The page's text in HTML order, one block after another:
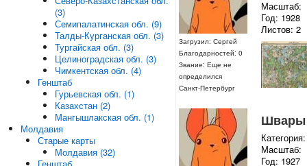
Загрузил: Сергей
Благодарностей: 0
Звание: Еще не
определился
Санкт-Петербург
Масштаб:
Год: 1928
Листов: 2
Швары
Масштаб:
Год: 1927
(3)
Семипалатинская обл. (9)
Талды-Курганская обл. (3)
Тургайская обл. (3)
Целиноградская обл. (3)
Чимкентская обл. (4)
Генштаб
Гурьевская обл. (1)
Казахстан (2)
Мангышлакская обл. (1)
Молдавия
Старые карты
Молдавия (32)